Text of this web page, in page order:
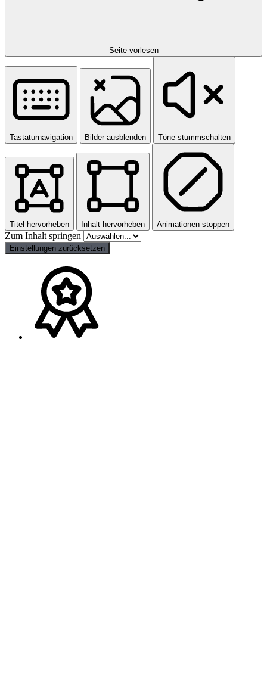
Seite vorlesen
Tastaturnavigation Bilder ausblenden Töne stummschalten
Titel hervorheben Inhalt hervorheben Animationen stoppen
Zum Inhalt springen
Einstellungen zurücksetzen